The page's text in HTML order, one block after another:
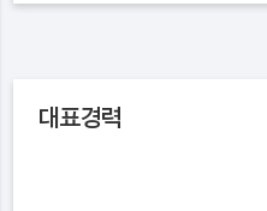
대표경력